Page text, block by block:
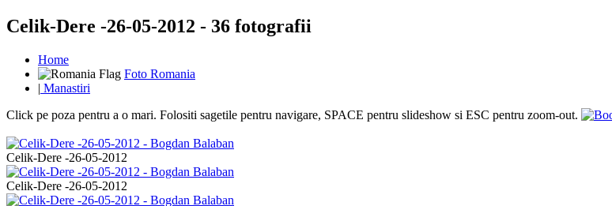
Celik-Dere -26-05-2012 - 36 fotografii
Home
Foto Romania
| Manastiri
Click pe poza pentru a o mari. Folositi sagetile pentru navigare, SPACE pentru slideshow si ESC pentru zoom-out.
Celik-Dere -26-05-2012
Celik-Dere -26-05-2012